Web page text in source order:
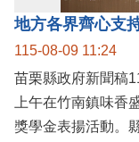
115-08-09 11:24
苗栗縣政府新聞稿115/8/9 竹南鎮天文里
上午在竹南鎮味香
獎學金表揚活動。